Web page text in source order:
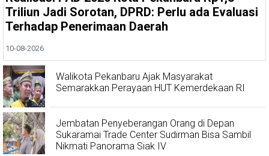
Triliun Jadi Sorotan, DPRD: Perlu ada Evaluasi
Terhadap Penerimaan Daerah
10-08-2026
Walikota Pekanbaru Ajak Masyarakat
Semarakkan Perayaan HUT Kemerdekaan RI
Jembatan Penyeberangan Orang di Depan
Sukaramai Trade Center Sudirman Bisa Sambil
Nikmati Panorama Siak IV